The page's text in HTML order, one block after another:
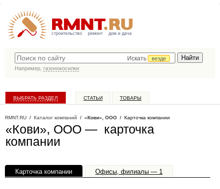
строительство ремонт дом и дача
Искать
везде
Например, газонокосилки
ВЫБРАТЬ РАЗДЕЛ СТАТЬИ ТОВАРЫ
RMNT.RU / Каталог компаний / «Кови», ООО / Карточка компании
«Кови», ООО — карточка
компании
Карточка компании Офисы, филиалы — 1